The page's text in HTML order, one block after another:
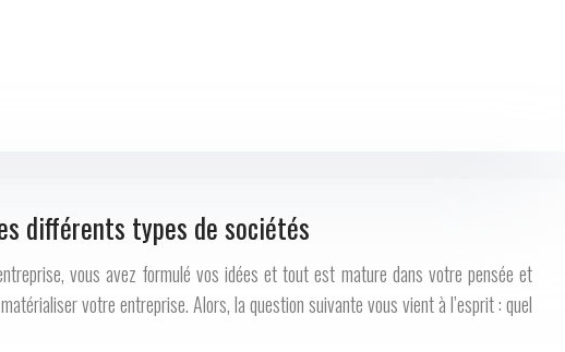
différents types de sociétés
vous avez formulé vos idées et tout est mature dans votre pensée et
votre entreprise. Alors, la question suivante vous vient à l’esprit : quel